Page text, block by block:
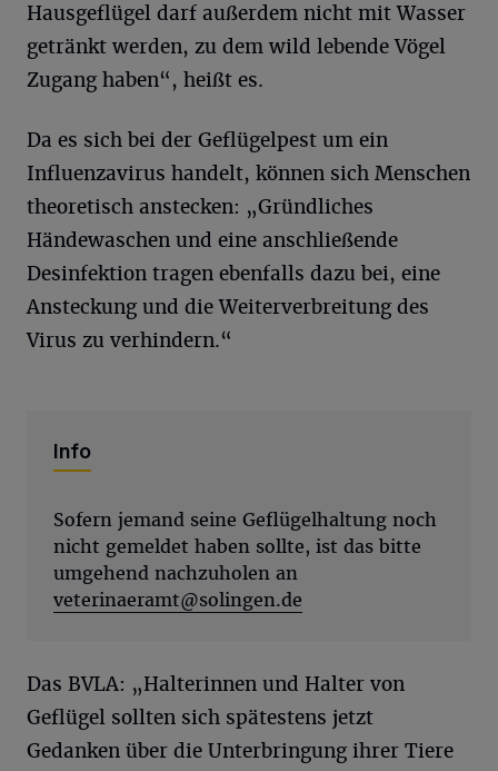
Hausgeflügel darf außerdem nicht mit Wasser
getränkt werden, zu dem wild lebende Vögel
Zugang haben“, heißt es.
Da es sich bei der Geflügelpest um ein
Influenzavirus handelt, können sich Menschen
theoretisch anstecken: „Gründliches
Händewaschen und eine anschließende
Desinfektion tragen ebenfalls dazu bei, eine
Ansteckung und die Weiterverbreitung des
Virus zu verhindern.“
Info
Sofern jemand seine Geflügelhaltung noch
nicht gemeldet haben sollte, ist das bitte
umgehend nachzuholen an
veterinaeramt@solingen.de
Das BVLA: „Halterinnen und Halter von
Geflügel sollten sich spätestens jetzt
Gedanken über die Unterbringung ihrer Tiere